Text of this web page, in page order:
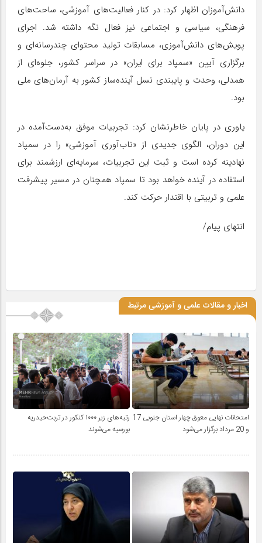
دانش‌آموزان اظهار کرد: در کنار فعالیت‌های آموزشی، ساحت‌های
فرهنگی، سیاسی و اجتماعی نیز فعال نگه داشته شد. اجرای
پویش‌های دانش‌آموزی، مسابقات تولید محتوای چندرسانه‌ای و
برگزاری آیین «سمپاد برای ایران» در سراسر کشور، جلوه‌ای از
همدلی، وحدت و پایبندی نسل آینده‌ساز کشور به آرمان‌های ملی
بود.
یاوری در پایان خاطرنشان کرد: تجربیات موفق به‌دست‌آمده در
این دوران، الگوی جدیدی از «تاب‌آوری آموزشی» را در سمپاد
نهادینه کرده است و ثبت این تجربیات، سرمایه‌ای ارزشمند برای
استفاده در آینده خواهد بود تا سمپاد همچنان در مسیر پیشرفت
علمی و تربیتی با اقتدار حرکت کند.
انتهای پیام/
اخبار و مقالات علمی و آموزشی مرتبط
امتحانات نهایی معوق چهار استان جنوبی 17
و 20 مرداد برگزار می‌شود
رتبه‌های زیر ۱۰۰۰ کنکور در تربت‌حیدریه
بورسیه می‌شوند